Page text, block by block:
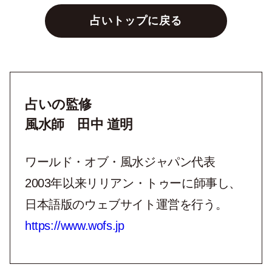
占いトップに戻る
占いの監修
風水師 田中 道明
ワールド・オブ・風水ジャパン代表
2003年以来リリアン・トゥーに師事し、
日本語版のウェブサイト運営を行う。
https://www.wofs.jp